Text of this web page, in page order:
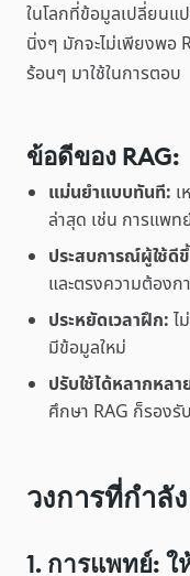
ในโลกที่ข้อมูลเปลี่ยนแ
นิ่งๆ มักจะไม่เพียงพอ
ร้อนๆ มาใช้ในการตอบ
ข้อดีของ RAG:
แม่นยำแบบทันที:
ล่าสุด เช่น การแพท
ประสบการณ์ผู้ใช้ดี
และตรงความต้องก
ประหยัดเวลาฝึก: ไ
มีข้อมูลใหม่
ปรับใช้ได้หลากหลา
ศึกษา RAG ก็รองรั
วงการที่กำลั
1. การแพทย์: